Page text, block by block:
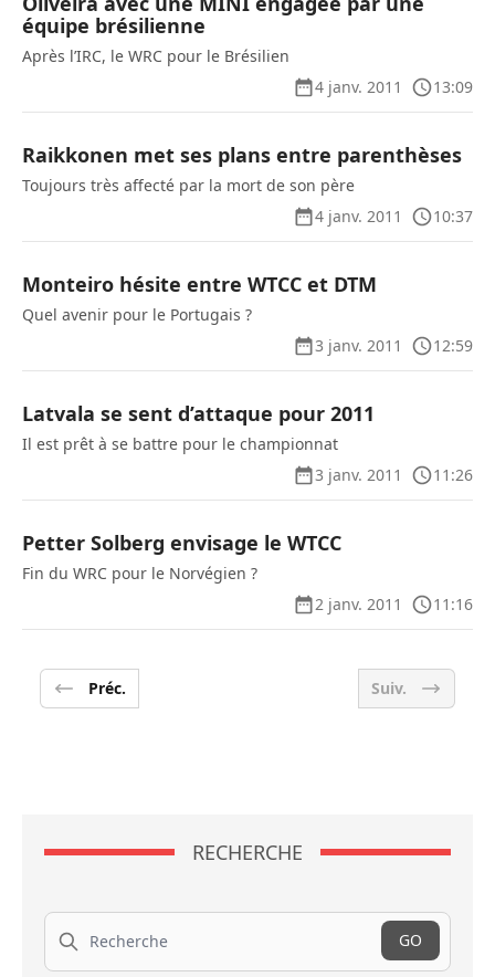
équipe brésilienne
Après l’IRC, le WRC pour le Brésilien
4 janv. 2011
13:09
Raikkonen met ses plans entre parenthèses
Toujours très affecté par la mort de son père
4 janv. 2011
10:37
Monteiro hésite entre WTCC et DTM
Quel avenir pour le Portugais ?
3 janv. 2011
12:59
Latvala se sent d’attaque pour 2011
Il est prêt à se battre pour le championnat
3 janv. 2011
11:26
Petter Solberg envisage le WTCC
Fin du WRC pour le Norvégien ?
2 janv. 2011
11:16
Préc. Suiv.
RECHERCHE
Recherche
GO